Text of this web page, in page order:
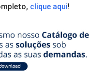
clique aqui!